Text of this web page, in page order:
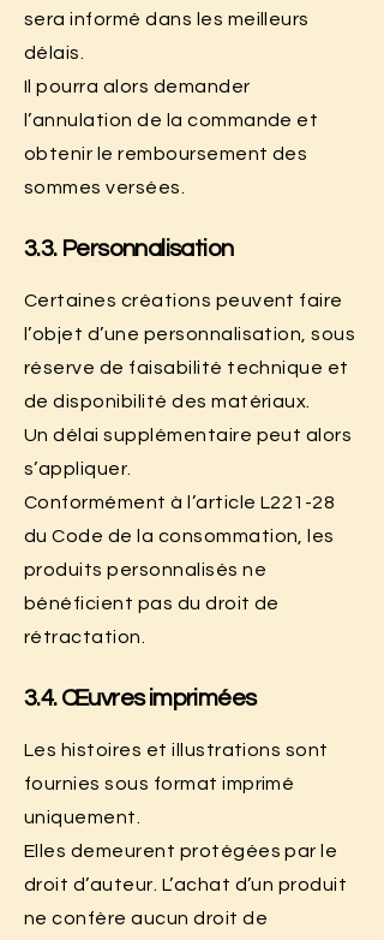
sera informé dans les meilleurs
délais.
Il pourra alors demander
l’annulation de la commande et
obtenir le remboursement des
sommes versées.
3.3. Personnalisation
Certaines créations peuvent faire
l’objet d’une personnalisation, sous
réserve de faisabilité technique et
de disponibilité des matériaux.
Un délai supplémentaire peut alors
s’appliquer.
Conformément à l’article L221-28
du Code de la consommation, les
produits personnalisés ne
bénéficient pas du droit de
rétractation.
3.4. Œuvres imprimées
Les histoires et illustrations sont
fournies sous format imprimé
uniquement.
Elles demeurent protégées par le
droit d’auteur. L’achat d’un produit
ne confère aucun droit de